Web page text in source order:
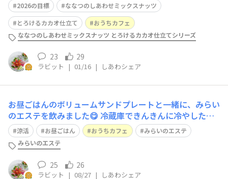
2026の目標
ななつのしあわせミックスナッツ
とろけるカカオ仕立て
おうちカフェ
ななつのしあわせミックスナッツ とろけるカカオ仕立てシリーズ
23 29
ラビット | 01/16 | しあわシェア
お昼ごはんのボリュームサンドプレートと一緒に、みらい
のエステを飲みました😋 冷蔵庫できんきんに冷やしたお
水で溶かして涼活です😋ベランダのローズマリーを添え
ました🌿 今日も暑いので、クールネックを首に付けてエ
アコンをついたリビングで過ごしています😅 ボリューム
サンド、味の蜂蜜ポン酢ソテー ズッキー
涼活 お昼ごはん おうちカフェ
みらいのエステ
みらいのエステ
25 26
ラビット | 08/27 | しあわシェア